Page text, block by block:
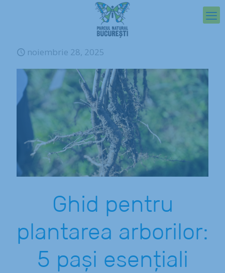
noiembrie 28, 2025
Ghid pentru
plantarea arborilor:
5 pași esențiali